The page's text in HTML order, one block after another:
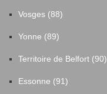
Vosges (88)
Yonne (89)
Territoire de Belfort (90)
Essonne (91)